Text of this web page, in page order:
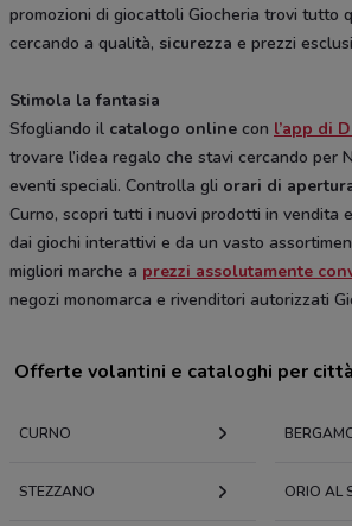
promozioni di giocattoli Giocheria trovi tutto
cercando a qualità, sicurezza e prezzi
Stimola la fantasia
Sfogliando il catalogo online con l’app di
trovare l’idea regalo che stavi cercando per
eventi speciali. Controlla gli orari di
Curno, scopri tutti i nuovi prodotti in vendita
dai giochi interattivi e da un vasto
migliori marche a prezzi assolutamente
negozi monomarca e rivenditori autorizzati
Offerte volantini e cataloghi per
CURNO
STEZZANO ORIO AL